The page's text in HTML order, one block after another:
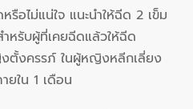
อไม่แน่ใจ แนะนำให้ฉีด 2 เข็ม
หรับผู้ที่เคยฉีดแล้วให้ฉีด
ตั้งครรภ์ ในผู้หญิงหลีกเลี่ยง
ยใน 1 เดือน